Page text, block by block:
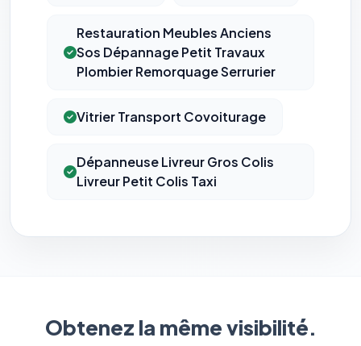
Restauration Meubles Anciens
Sos Dépannage Petit Travaux
Plombier Remorquage Serrurier
Vitrier Transport Covoiturage
Dépanneuse Livreur Gros Colis
Livreur Petit Colis Taxi
Obtenez la même visibilité.